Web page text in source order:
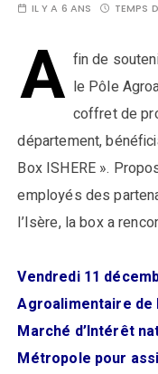
IL Y A 6 ANS TEMPS
A fin de
le Pôle
coffret de
département,
Box ISHERE ».
employés des
l’Isère, la box a
Vendredi 11
Agroalimentaire de
Marché d’Intérêt
Métropole pour